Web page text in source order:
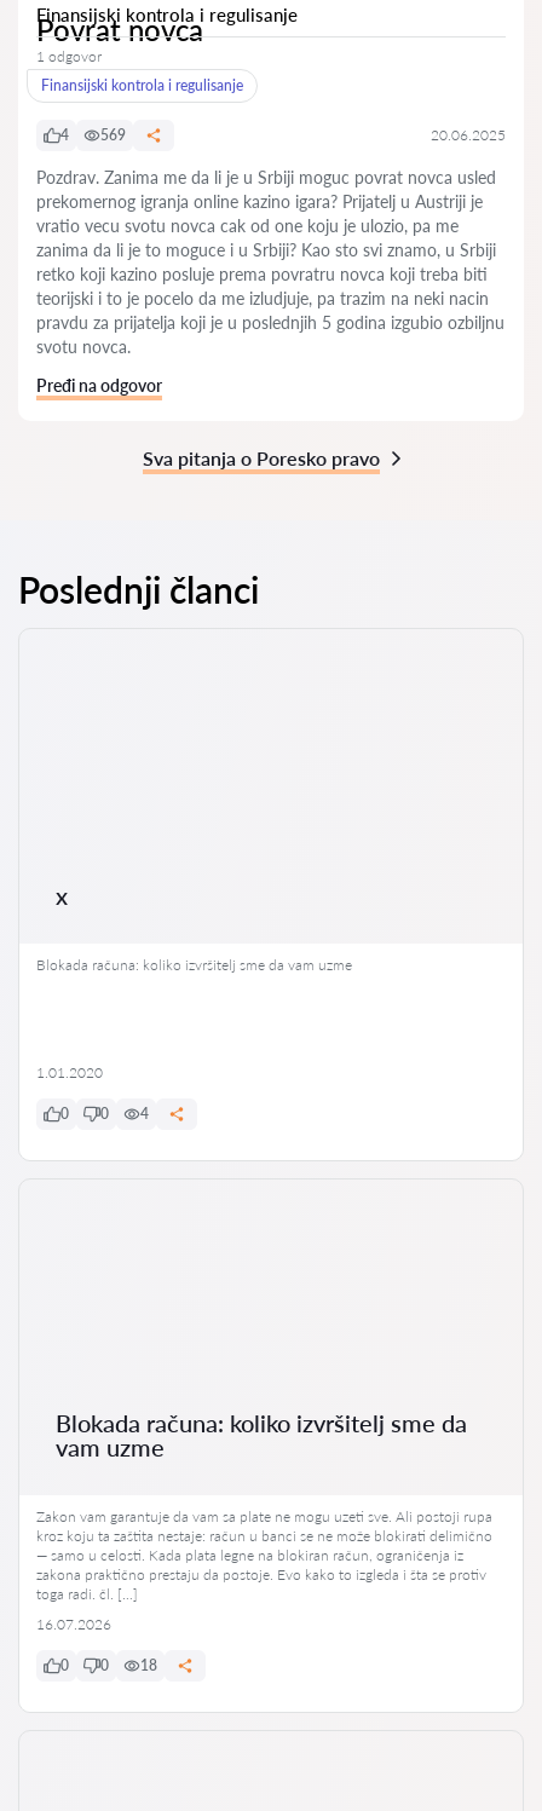
Finansijski kontrola i regulisanje
Povrat novca
1 odgovor
Finansijski kontrola i regulisanje
4 569 20.06.2025
Pozdrav. Zanima me da li je u Srbiji moguc povrat novca usled
prekomernog igranja online kazino igara? Prijatelj u Austriji je
vratio vecu svotu novca cak od one koju je ulozio, pa me
zanima da li je to moguce i u Srbiji? Kao sto svi znamo, u Srbiji
retko koji kazino posluje prema povratru novca koji treba biti
teorijski i to je pocelo da me izludjuje, pa trazim na neki nacin
pravdu za prijatelja koji je u poslednjih 5 godina izgubio ozbiljnu
svotu novca.
Pređi na odgovor
Sva pitanja o Poresko pravo
Poslednji članci
x
Blokada računa: koliko izvršitelj sme da vam uzme
1.01.2020
0 0 4
Blokada računa: koliko izvršitelj sme da
vam uzme
Zakon vam garantuje da vam sa plate ne mogu uzeti sve. Ali postoji rupa
kroz koju ta zaštita nestaje: račun u banci se ne može blokirati delimično
— samo u celosti. Kada plata legne na blokiran račun, ograničenja iz
zakona praktično prestaju da postoje. Evo kako to izgleda i šta se protiv
toga radi. čl. […]
16.07.2026
0 0 18